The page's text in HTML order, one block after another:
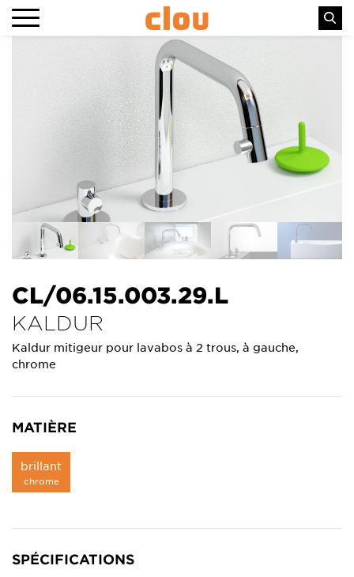
CL/06.15.003.29.L
KALDUR
Kaldur mitigeur pour lavabos à 2 trous, à gauche,
chrome
MATIÈRE
brillant
chrome
SPÉCIFICATIONS